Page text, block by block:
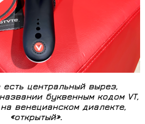
есть центральный вырез,
буквенным кодом VT,
венецианском диалекте,
«открытый».